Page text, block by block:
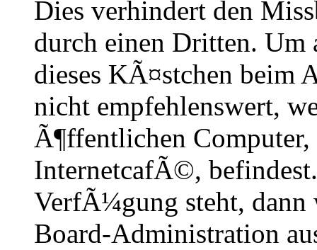
Dies verhindert den
durch einen Dritten. Um
dieses KÃ¤stchen beim
nicht empfehlenswert,
Ã¶ffentlichen
InternetcafÃ©,
VerfÃ¼gung steht, dann
Board-Administration